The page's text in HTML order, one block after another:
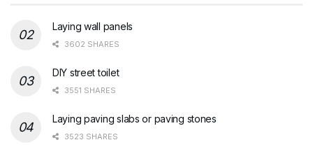
Laying wall panels
3602 SHARES
DIY street toilet
3551 SHARES
Laying paving slabs or paving stones
3523 SHARES